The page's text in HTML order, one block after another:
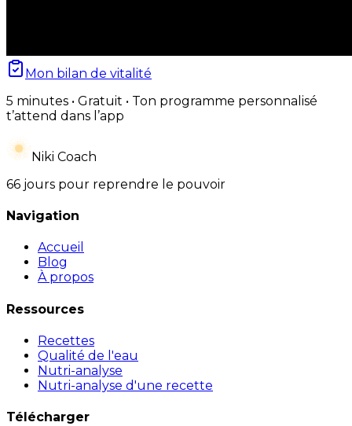
Mon bilan de vitalité
5 minutes • Gratuit • Ton programme personnalisé
t’attend dans l’app
Niki Coach
66 jours pour reprendre le pouvoir
Navigation
Accueil
Blog
À propos
Ressources
Recettes
Qualité de l'eau
Nutri-analyse
Nutri-analyse d'une recette
Télécharger